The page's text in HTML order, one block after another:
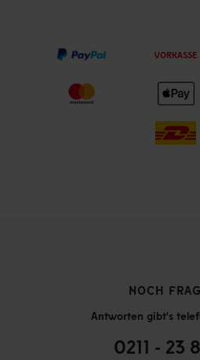
VORKASSE
NOCH
Antworten gibt's
0211 - 23